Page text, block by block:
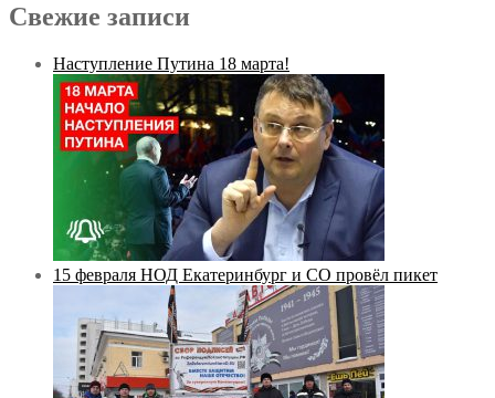
Свежие записи
Наступление Путина 18 марта!
15 февраля НОД Екатеринбург и СО провёл пикет